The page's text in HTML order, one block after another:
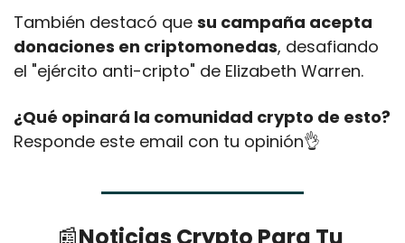
También destacó que su campaña acepta
donaciones en criptomonedas, desafiando
el "ejército anti-cripto" de Elizabeth Warren.
¿Qué opinará la comunidad crypto de esto?
Responde este email con tu opinión👌